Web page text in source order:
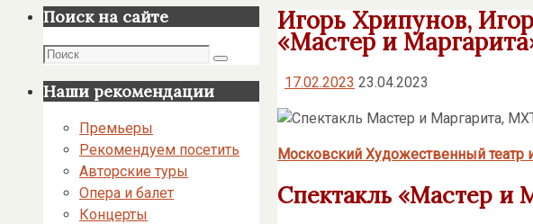
Игорь Хрипунов,
«Мастер и
17.02.2023 23.04.2023
Московский Художественный театр
Спектакль «Мастер и
Поиск на сайте
Поиск
Поиск
Наши рекомендации
Премьеры
Рекомендуем посетить
Авторские туры
Опера и балет
Концерты